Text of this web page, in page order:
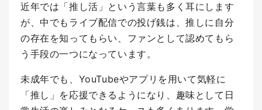
近年では「推し活」という言葉も多く耳にします
が、中でもライブ配信での投げ銭は、推しに自分
の存在を知ってもらい、ファンとして認めてもら
う手段の一つになっています。
未成年でも、YouTubeやアプリを用いて気軽に
「推し」を応援できるようになり、趣味として日